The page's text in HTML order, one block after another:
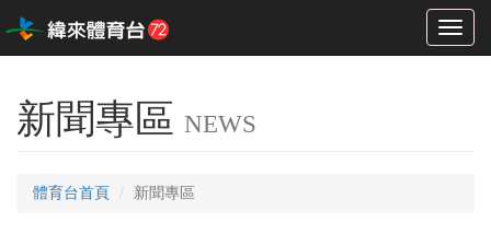
Toggle
新聞專區 NEWS
體育台首頁 新聞專區